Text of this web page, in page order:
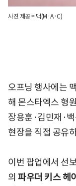
사진 제공 = 맥(M·A·C)
오프닝 행사에는
해 몬스타엑스 형
장용훈·김민재·
현장을 직접 공유
이번 팝업에서 선
의 파우더 키스 헤